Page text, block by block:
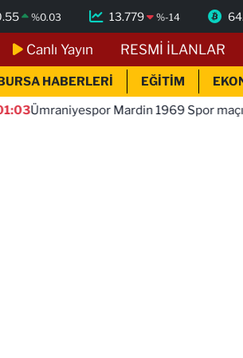
%0.03 13.779 %-14
Canlı Yayın RESMİ İLANLAR
HABERLERİ EĞİTİM
Mardin 1969 Spor maçı hangi kanalda